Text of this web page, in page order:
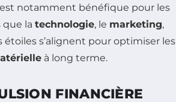
notamment bénéfique pour les
que la technologie, le marketing,
étoiles s’alignent pour optimiser les
à long terme.
FINANCIÈRE